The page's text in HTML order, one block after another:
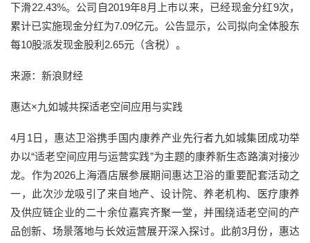
下滑22.43%。公司自2019年8月上市以来，已经现金分红9次，
累计已实施现金分红为7.09亿元。公告显示，公司拟向全体股东
每10股派发现金股利2.65元（含税）。
来源：新浪财经
惠达×九如城共探适老空间应用与实践
4月1日，惠达卫浴携手国内康养产业先行者九如城集团成功举
办以“适老空间应用与运营实践”为主题的康养新生态路演对接沙
龙。作为2026上海酒店展参展期间惠达卫浴的重要配套活动之
一，此次沙龙吸引了来自地产、设计院、养老机构、医疗康养
及供应链企业的二十余位嘉宾齐聚一堂，并围绕适老空间的产
品创新、场景落地与长效运营展开深入探讨。此前3月份，惠达